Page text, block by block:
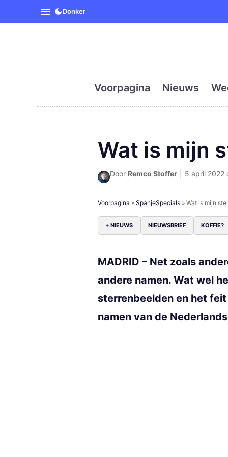
SpanjeVandaag is de
Donker
Voorpagina Nieuws
Wat is mijn
Door Remco Stoffer 5 april 2022
Voorpagina » SpanjeSpecials » Wat is mijn
+ NIEUWS NIEUWSBRIEF KOFFIE?
MADRID – Net zoals
andere namen. Wat wel
sterrenbeelden en het
namen van de